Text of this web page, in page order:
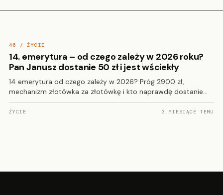
46 / ŻYCIE
14. emerytura – od czego zależy w 2026 roku?
Pan Janusz dostanie 50 zł i jest wściekły
14 emerytura od czego zależy w 2026? Próg 2900 zł,
mechanizm złotówka za złotówkę i kto naprawdę dostanie…
ŻYCIE 3 MIESIĄCE TEMU